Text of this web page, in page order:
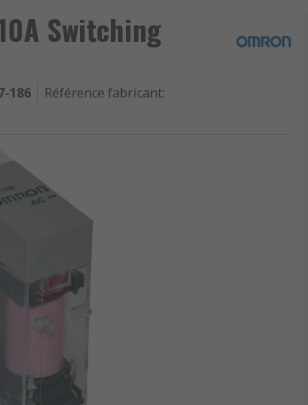
Switching
186 Référence fabricant: